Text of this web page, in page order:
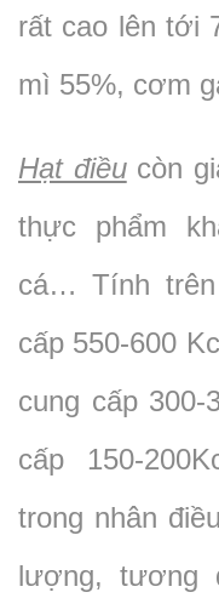
rất cao lên tới
mì 55%, cơm
Hạt điều còn
thực phẩm
cá… Tính trên
cấp 550-600
cung cấp 300-
cấp 150-
trong nhân
lượng, tương